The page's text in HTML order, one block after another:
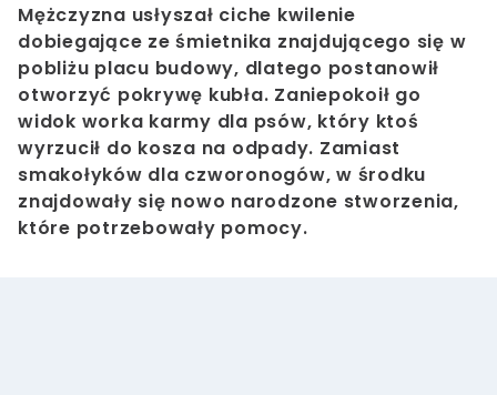
Mężczyzna usłyszał ciche kwilenie
dobiegające ze śmietnika znajdującego się w
pobliżu placu budowy, dlatego postanowił
otworzyć pokrywę kubła. Zaniepokoił go
widok worka karmy dla psów, który ktoś
wyrzucił do kosza na odpady. Zamiast
smakołyków dla czworonogów, w środku
znajdowały się nowo narodzone stworzenia,
które potrzebowały pomocy.